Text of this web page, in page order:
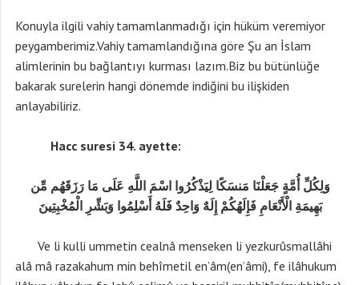
Konuyla ilgili vahiy tamamlanmadığı için hüküm veremiyor
peygamberimiz.Vahiy tamamlandığına göre Şu an İslam
alimlerinin bu bağlantıyı kurması lazım.Biz bu bütünlüğe
bakarak surelerin hangi dönemde indiğini bu ilişkiden
anlayabiliriz.
Hacc suresi 34. ayette:
وَلِكُلِّ أُمَّةٍ جَعَلْنَا مَنسَكًا لِيَذْكُرُوا اسْمَ اللَّهِ عَلَى مَا رَزَقَهُم مِّن
بَهِيمَةِ الْأَنْعَامِ فَإِلَهُكُمْ إِلَهٌ وَاحِدٌ فَلَهُ أَسْلِمُوا وَبَشِّرِ الْمُخْبِتِينَ
Ve li kulli ummetin cealnâ menseken li yezkurûsmallâhi
alâ mâ razakahum min behîmetil en’âm(en’âmi), fe ilâhukum